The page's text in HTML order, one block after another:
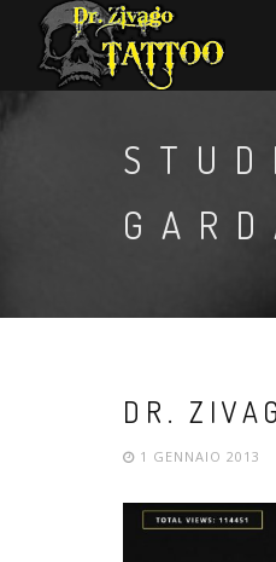
DR.
1 GENNAIO 2013